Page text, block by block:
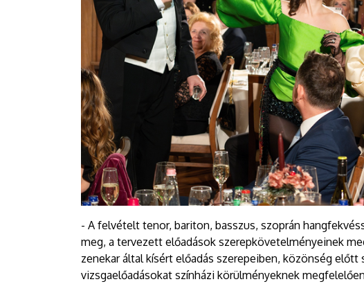
- A felvételt tenor, bariton, basszus, szoprán
meg, a tervezett előadások szerepkövetelményeinek
zenekar által kísért előadás szerepeiben, közönség
vizsgaelőadásokat színházi körülményeknek